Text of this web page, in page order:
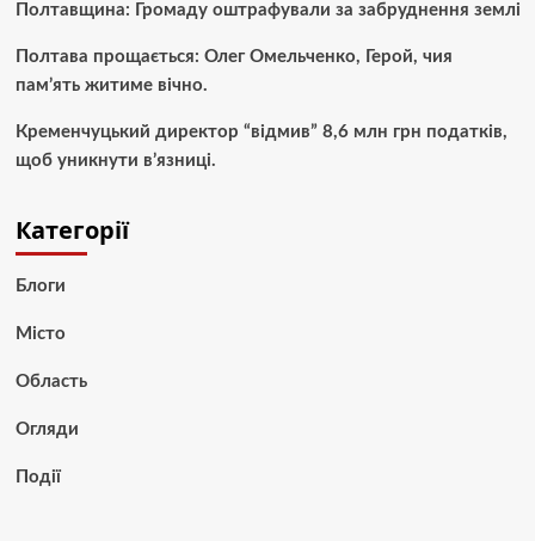
Полтавщина: Громаду оштрафували за забруднення землі
Полтава прощається: Олег Омельченко, Герой, чия
пам’ять житиме вічно.
Кременчуцький директор “відмив” 8,6 млн грн податків,
щоб уникнути в’язниці.
Категорії
Блоги
Місто
Область
Огляди
Події